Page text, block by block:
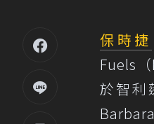
保時捷
Fuels
於智利